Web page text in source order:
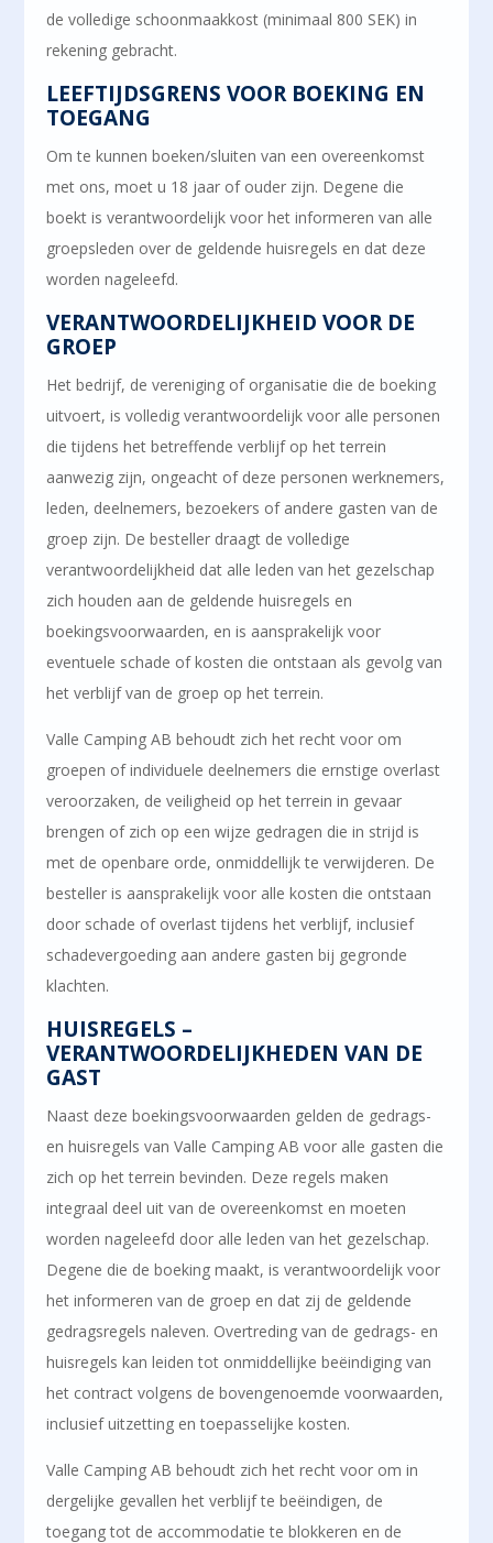
de volledige schoonmaakkost (minimaal 800 SEK) in
rekening gebracht.
LEEFTIJDSGRENS VOOR BOEKING EN
TOEGANG
Om te kunnen boeken/sluiten van een overeenkomst
met ons, moet u 18 jaar of ouder zijn. Degene die
boekt is verantwoordelijk voor het informeren van alle
groepsleden over de geldende huisregels en dat deze
worden nageleefd.
VERANTWOORDELIJKHEID VOOR DE
GROEP
Het bedrijf, de vereniging of organisatie die de boeking
uitvoert, is volledig verantwoordelijk voor alle personen
die tijdens het betreffende verblijf op het terrein
aanwezig zijn, ongeacht of deze personen werknemers,
leden, deelnemers, bezoekers of andere gasten van de
groep zijn. De besteller draagt de volledige
verantwoordelijkheid dat alle leden van het gezelschap
zich houden aan de geldende huisregels en
boekingsvoorwaarden, en is aansprakelijk voor
eventuele schade of kosten die ontstaan als gevolg van
het verblijf van de groep op het terrein.
Valle Camping AB behoudt zich het recht voor om
groepen of individuele deelnemers die ernstige overlast
veroorzaken, de veiligheid op het terrein in gevaar
brengen of zich op een wijze gedragen die in strijd is
met de openbare orde, onmiddellijk te verwijderen. De
besteller is aansprakelijk voor alle kosten die ontstaan
door schade of overlast tijdens het verblijf, inclusief
schadevergoeding aan andere gasten bij gegronde
klachten.
HUISREGELS –
VERANTWOORDELIJKHEDEN VAN DE
GAST
Naast deze boekingsvoorwaarden gelden de gedrags-
en huisregels van Valle Camping AB voor alle gasten die
zich op het terrein bevinden. Deze regels maken
integraal deel uit van de overeenkomst en moeten
worden nageleefd door alle leden van het gezelschap.
Degene die de boeking maakt, is verantwoordelijk voor
het informeren van de groep en dat zij de geldende
gedragsregels naleven. Overtreding van de gedrags- en
huisregels kan leiden tot onmiddellijke beëindiging van
het contract volgens de bovengenoemde voorwaarden,
inclusief uitzetting en toepasselijke kosten.
Valle Camping AB behoudt zich het recht voor om in
dergelijke gevallen het verblijf te beëindigen, de
toegang tot de accommodatie te blokkeren en de